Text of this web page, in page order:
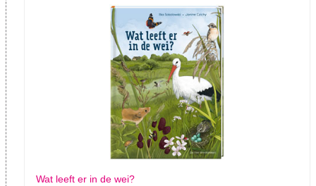
Wat leeft er in de wei?